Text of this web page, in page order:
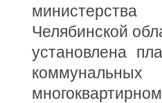
Челябинской
установлена